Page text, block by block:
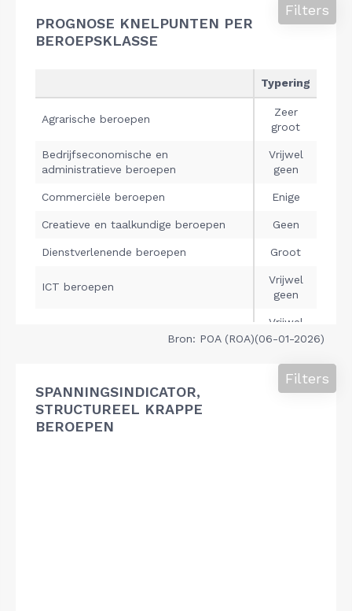
PROGNOSE KNELPUNTEN PER
BEROEPSKLASSE
Filters
Bron: POA (ROA)(06-01-2026)
SPANNINGSINDICATOR,
STRUCTUREEL KRAPPE
BEROEPEN
Filters